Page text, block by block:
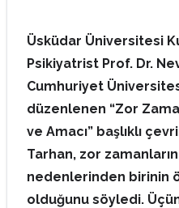
Üsküdar Üniversitesi
Psikiyatrist Prof. Dr.
Cumhuriyet
düzenlenen “Zor
ve Amacı” başlıklı
Tarhan, zor
nedenlerinden birinin
olduğunu söyledi.